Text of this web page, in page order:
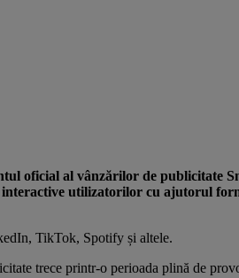
oficial al vânzărilor de publicitate
utilizatorilor cu ajutorul
TikTok, Spotify și altele.
trece printr-o perioada plină de